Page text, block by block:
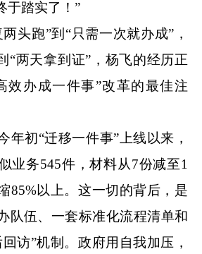
于踏实了！”
跑”到“只需一次就办成”，
“两天拿到证”，杨飞的经历正
效办成一件事”改革的最佳注
初“迁移一件事”上线以来，
业务545件，材料从7份减至1
85%以上。这一切的背后，是
队伍、一套标准化流程清单和
访”机制。政府用自我加压，